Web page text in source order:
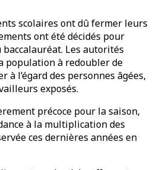
scolaires ont dû fermer leurs
ont été décidés pour
Les autorités
population à redoubler de
à l’égard des personnes âgées,
exposés.
précoce pour la saison,
à la multiplication des
ces dernières années en